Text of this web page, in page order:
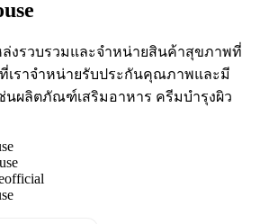
ล่งรวบรวมและจำหน่ายสินค้าสุขภาพที่
เราจำหน่ายรับประกันคุณภาพและมี
นผลิตภัณฑ์เสริมอาหาร ครีมบำรุงผิว